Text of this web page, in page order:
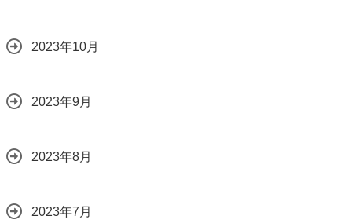
2023年10月
2023年9月
2023年8月
2023年7月